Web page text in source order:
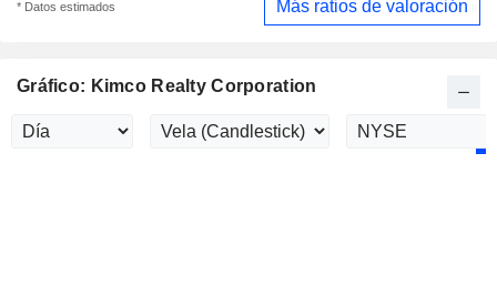
* Datos estimados Más ratios de valoración
Gráfico: Kimco Realty Corporation